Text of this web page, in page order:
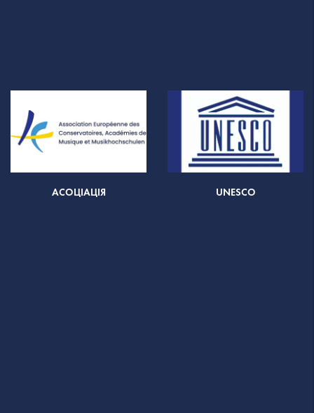
АСОЦІАЦІЯ UNESCO